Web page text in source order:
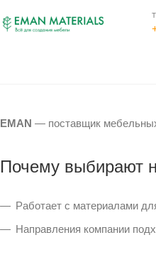
EMAN — поставщик
Почему выбирают
Работает с материалами
Направления компании